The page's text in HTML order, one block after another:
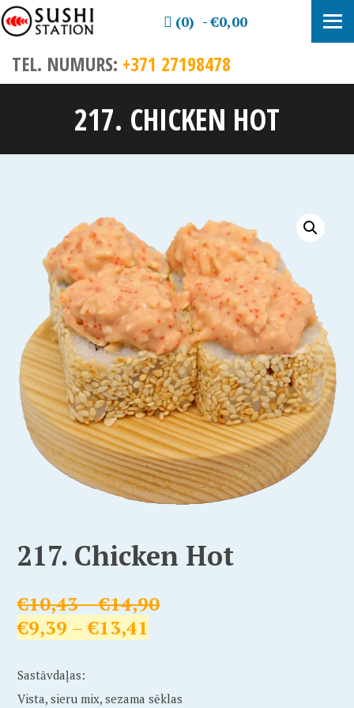
TEL. NUMURS: +371 27198478
(0) €0,00
217. CHICKEN HOT
217. Chicken Hot
€10,43–€14,90
€9,39 – €13,41
Sastāvdaļas:
Vista, sieru mix, sezama sēklas